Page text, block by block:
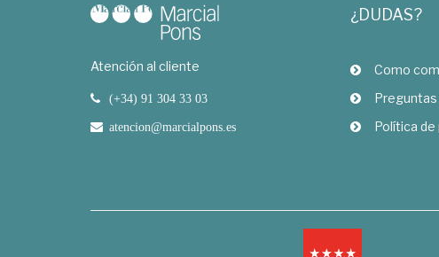
Atención al cliente
(+34) 91 304 33 03
atencion@marcialpons.es
¿DUDAS?
Como
Política de